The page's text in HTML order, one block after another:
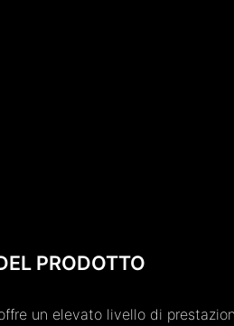
PRODOTTO
un elevato livello di